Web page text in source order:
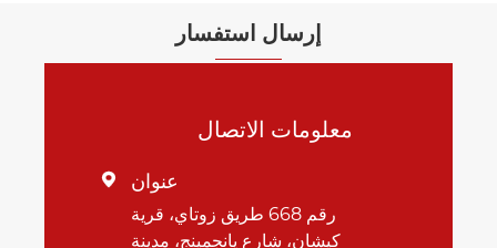
إرسال استفسار
معلومات الاتصال
 عنوان
رقم 668 طريق زوتاي، قرية
كيشان، شارع يانجمينج، مدينة